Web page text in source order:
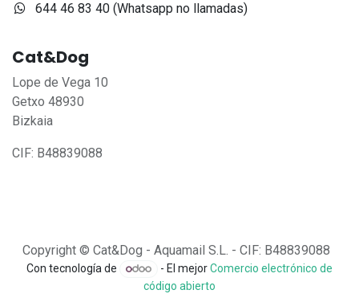
644 46 83 40 (Whatsapp no llamadas)
Cat&Dog
Lope de Vega 10
Getxo 48930
Bizkaia
CIF: B48839088
Copyright © Cat&Dog - Aquamail S.L. - CIF: B48839088
Con tecnología de - El mejorComercio electrónico de
código abierto